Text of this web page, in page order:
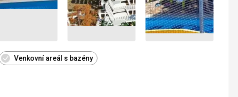
Venkovní areál s bazény